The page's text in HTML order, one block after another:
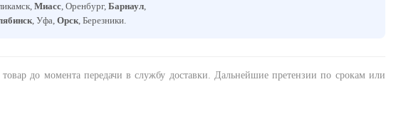
Миасс, Оренбург, Барнаул,
, Уфа, Орск, Березники.
до момента передачи в службу доставки. Дальнейшие претензии по срокам или